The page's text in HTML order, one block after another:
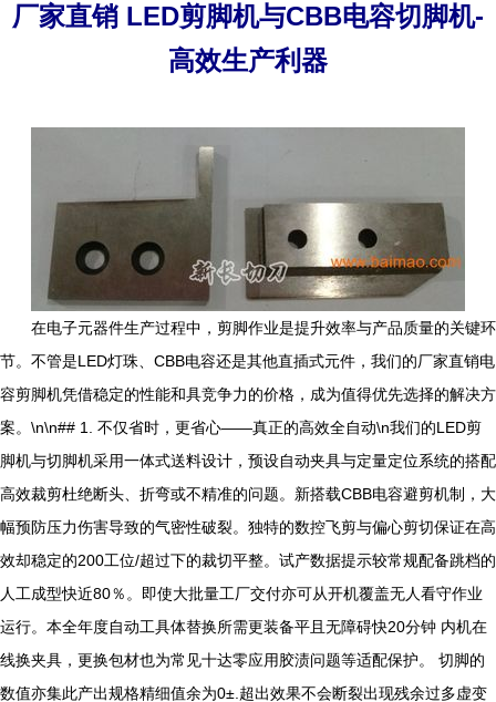
厂家直销 LED剪脚机与CBB电容切脚机-
高效生产利器
在电子元器件生产过程中，剪脚作业是提升效率与产品质量的关键环
节。不管是LED灯珠、CBB电容还是其他直插式元件，我们的厂家直销电
容剪脚机凭借稳定的性能和具竞争力的价格，成为值得优先选择的解决方
案。\n\n## 1. 不仅省时，更省心——真正的高效全自动\n我们的LED剪
脚机与切脚机采用一体式送料设计，预设自动夹具与定量定位系统的搭配
高效裁剪杜绝断头、折弯或不精准的问题。新搭载CBB电容避剪机制，大
幅预防压力伤害导致的气密性破裂。独特的数控飞剪与偏心剪切保证在高
效却稳定的200工位/超过下的裁切平整。试产数据提示较常规配备跳档的
人工成型快近80％。即使大批量工厂交付亦可从开机覆盖无人看守作业
运行。本全年度自动工具体替换所需更装备平且无障碍快20分钟 内机在
线换夹具，更换包材也为常见十达零应用胶渍问题等适配保护。 切脚的
数值亦集此产出规格精细值余为0±.超出效果不会断裂出现残余过多虚变